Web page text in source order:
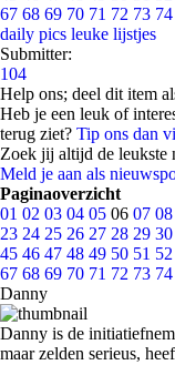
67 68 69 70 71 72 73 74
daily pics leuke lijstjes
Submitter:
104
Help ons; deel dit item
Heb je een leuk of
terug ziet? Tip ons dan
Zoek jij altijd de leukste
Meld je aan als
Paginaoverzicht
01 02 03 04 05 06 07 08
23 24 25 26 27 28 29 30
45 46 47 48 49 50 51 52
67 68 69 70 71 72 73 74
Danny
Danny is de
maar zelden serieus,